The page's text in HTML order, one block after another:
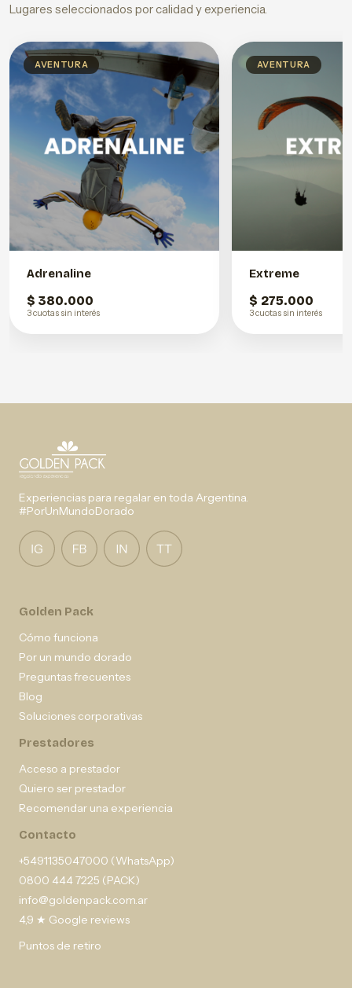
Lugares seleccionados por calidad y experiencia.
AVENTURA
Adrenaline
$ 380.000
3 cuotas sin interés
AVENTURA
Extreme
$ 275.000
3 cuotas sin interés
Experiencias para regalar en toda Argentina.
#PorUnMundoDorado
Golden Pack
Cómo funciona
Por un mundo dorado
Preguntas frecuentes
Blog
Soluciones corporativas
Prestadores
Acceso a prestador
Quiero ser prestador
Recomendar una experiencia
Contacto
+5491135047000 (WhatsApp)
0800 444 7225 (PACK)
info@goldenpack.com.ar
4,9 ★ Google reviews
Puntos de retiro